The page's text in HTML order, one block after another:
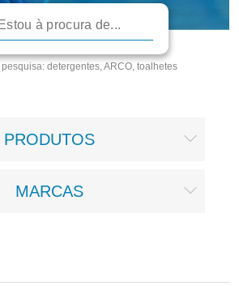
detergentes, ARCO, toalhetes
PRODUTOS
MARCAS